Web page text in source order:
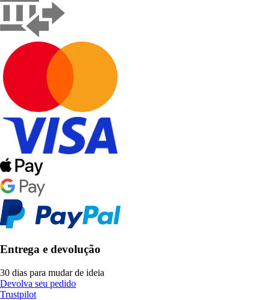
Entrega e devolução
30 dias para mudar de ideia
Devolva seu pedido
Trustpilot